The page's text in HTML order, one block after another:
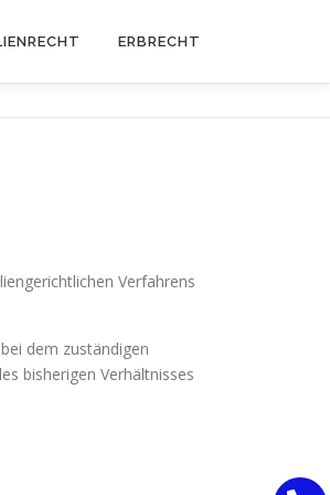
ERBRECHT
Verfahrens
dem zuständigen
bisherigen Verhältnisses